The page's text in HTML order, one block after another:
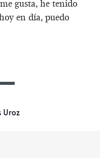
gusta, he tenido
en día, puedo
Uroz